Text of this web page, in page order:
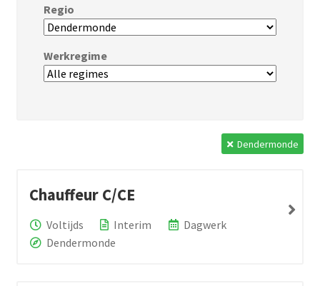
Regio
Werkregime
Dendermonde
Chauffeur C/CE
Voltijds Interim
Dagwerk
Dendermonde